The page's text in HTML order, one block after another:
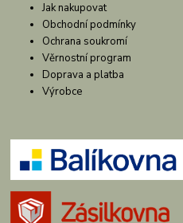
Jak nakupovat
Obchodní podmínky
Ochrana soukromí
Věrnostní program
Doprava a platba
Výrobce